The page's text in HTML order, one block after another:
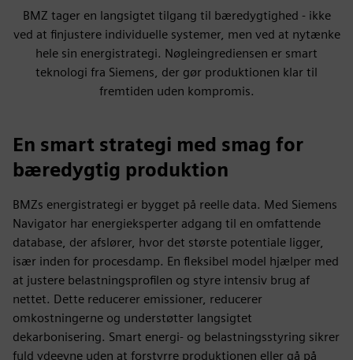
BMZ tager en langsigtet tilgang til bæredygtighed - ikke
ved at finjustere individuelle systemer, men ved at nytænke
hele sin energistrategi. Nøgleingrediensen er smart
teknologi fra Siemens, der gør produktionen klar til
fremtiden uden kompromis.
En smart strategi med smag for
bæredygtig produktion
BMZs energistrategi er bygget på reelle data. Med Siemens
Navigator har energieksperter adgang til en omfattende
database, der afslører, hvor det største potentiale ligger,
især inden for procesdamp. En fleksibel model hjælper med
at justere belastningsprofilen og styre intensiv brug af
nettet. Dette reducerer emissioner, reducerer
omkostningerne og understøtter langsigtet
dekarbonisering. Smart energi- og belastningsstyring sikrer
fuld ydeevne uden at forstyrre produktionen eller gå på